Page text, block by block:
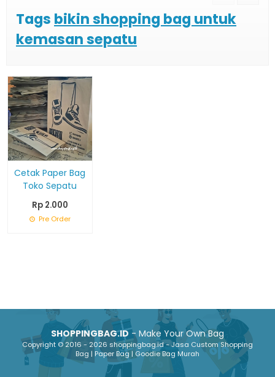
Tags bikin shopping bag untuk
kemasan sepatu
Cetak Paper Bag
Toko Sepatu
Rp 2.000
Pre Order
SHOPPINGBAG.ID- Make Your Own Bag
Copyright © 2016 - 2026 shoppingbag.id - Jasa Custom Shopping
Bag | Paper Bag | Goodie Bag Murah